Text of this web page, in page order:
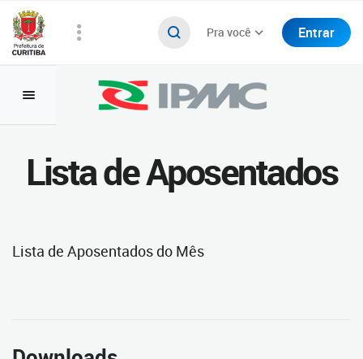
Pra você Entrar
Lista de Aposentados
Lista de Aposentados do Mês